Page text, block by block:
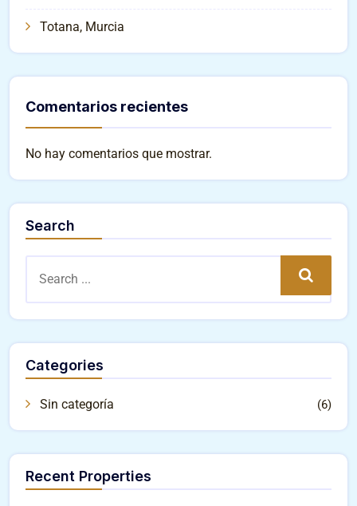
Totana, Murcia
Comentarios recientes
No hay comentarios que mostrar.
Search
Search
Categories
Sin categoría (6)
Recent Properties